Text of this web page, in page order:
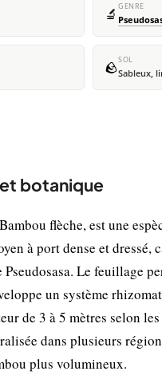
🔬 GENRE
🪨SOL
Sableux,
botanique
flèche, est une
à port dense et dressé,
Le feuillage
un système
de 3 à 5 mètres selon
dans plusieurs
plus volumineux.